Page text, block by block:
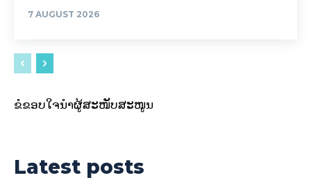
7 AUGUST 2026
ຂໍຂອບໃຈນຳຜູ້ສະໜັບສະໜູນ
Latest posts